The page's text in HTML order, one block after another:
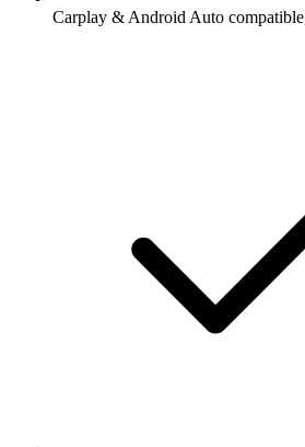
Carplay & Android Auto compatible